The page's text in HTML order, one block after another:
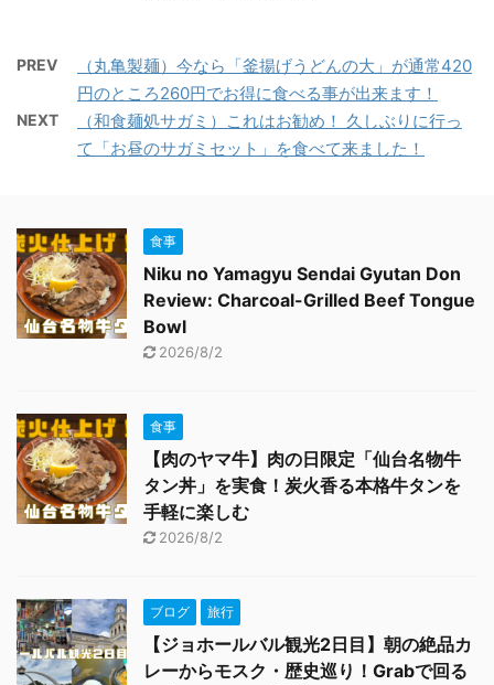
PREV
（丸亀製麺）今なら「釜揚げうどんの大」が通常420
円のところ260円でお得に食べる事が出来ます！
NEXT
（和食麺処サガミ）これはお勧め！ 久しぶりに行っ
て「お昼のサガミセット」を食べて来ました！
食事
Niku no Yamagyu Sendai Gyutan Don
Review: Charcoal-Grilled Beef Tongue
Bowl
2026/8/2
食事
【肉のヤマ牛】肉の日限定「仙台名物牛
タン丼」を実食！炭火香る本格牛タンを
手軽に楽しむ
2026/8/2
ブログ 旅行
【ジョホールバル観光2日目】朝の絶品カ
レーからモスク・歴史巡り！Grabで回る